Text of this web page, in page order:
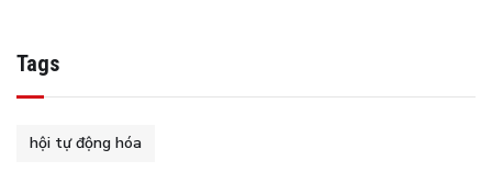
Tags
hội tự động hóa